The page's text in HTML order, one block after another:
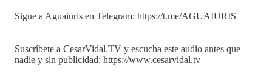
Sigue a Aguaiuris en Telegram: https://t.me/AGUAIURIS
Suscríbete a CesarVidal.TV y escucha este audio antes que
nadie y sin publicidad: https://www.cesarvidal.tv